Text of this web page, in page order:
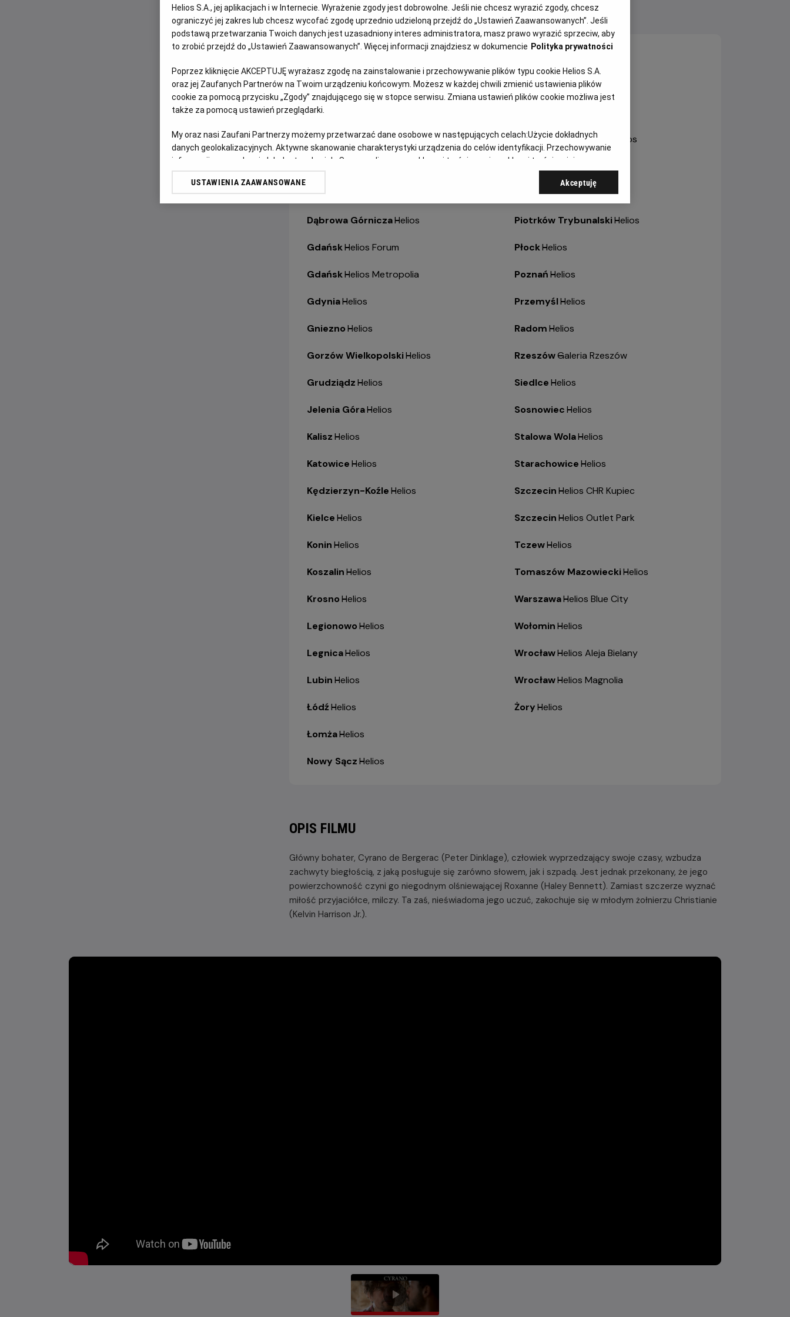
WYBIERZ SWOJE KINO ABY ZOBACZYĆ GODZINY SEANSÓW
Białystok-
Helios Alfa
Białystok
Białystok-
Helios Jurowiecka
Bydgoszcz
Dąbrowa Górnicza-
Helios
Gdańsk-
Helios Forum
Gdańsk-
Helios Metropolia
Gdynia-
Helios
Gniezno-
Helios
Gorzów Wielkopolski-
Helios
Grudziądz-
Helios
Jelenia Góra-
Helios
Kalisz-
Helios
Katowice-
Helios
Kędzierzyn-Koźle-
Helios
Kielce-
Helios
Konin-
Helios
Koszalin-
Helios
Krosno-
Helios
Legionowo-
Helios
Legnica-
Helios
Lubin-
Helios
Łódź-
Helios
Łomża-
Helios
Nowy Sącz-
Helios
Opole-Helios Karolinka
Ostrów Wielkopolski Helios
Helios
Piotrków Trybunalski-
Helios
Płock-
Helios
Poznań-
Helios
Przemyśl-
Helios
Radom-
Helios
Rzeszów-
Galeria Rzeszów
Siedlce-
Helios
Sosnowiec-
Helios
Stalowa Wola-
Helios
Starachowice-
Helios
Szczecin-
Helios CHR Kupiec
Szczecin-
Helios Outlet Park
Tczew-
Helios
Tomaszów Mazowiecki-
Helios
Warszawa-
Helios Blue City
Wołomin-
Helios
Wrocław-
Helios Aleja Bielany
Wrocław-
Helios Magnolia
Żory-
Helios
OPIS FILMU
Główny bohater, Cyrano de Bergerac (Peter Dinklage), człowiek wyprzedzający swoje czasy, wzbudza
zachwyty biegłością, z jaką posługuje się zarówno słowem, jak i szpadą. Jest jednak przekonany, że jego
powierzchowność czyni go niegodnym olśniewającej Roxanne (Haley Bennett). Zamiast szczerze wyznać
miłość przyjaciółce, milczy. Ta zaś, nieświadoma jego uczuć, zakochuje się w młodym żołnierzu Christianie
(Kelvin Harrison Jr.).
Helios S.A., jej aplikacjach i w Internecie. Wyrażenie zgody jest dobrowolne. Jeśli nie chcesz wyrazić zgody, chcesz
ograniczyć jej zakres lub chcesz wycofać zgodę uprzednio udzieloną przejdź do „Ustawień Zaawansowanych”. Jeśli
podstawą przetwarzania Twoich danych jest uzasadniony interes administratora, masz prawo wyrazić sprzeciw, aby
to zrobić przejdź do „Ustawień Zaawansowanych”. Więcej informacji znajdziesz w dokumencie Polityka prywatności
Poprzez kliknięcie AKCEPTUJĘ wyrażasz zgodę na zainstalowanie i przechowywanie plików typu cookie Helios S.A.
oraz jej Zaufanych Partnerów na Twoim urządzeniu końcowym. Możesz w każdej chwili zmienić ustawienia plików
cookie za pomocą przycisku „Zgody” znajdującego się w stopce serwisu. Zmiana ustawień plików cookie możliwa jest
także za pomocą ustawień przeglądarki.
My oraz nasi Zaufani Partnerzy możemy przetwarzać dane osobowe w następujących celach:Użycie dokładnych
danych geolokalizacyjnych. Aktywne skanowanie charakterystyki urządzenia do celów identyfikacji. Przechowywanie
informacji na urządzeniu lub dostęp do nich. Spersonalizowane reklamy i treści, pomiar reklam i treści, opinie
odbiorców i ulepszanie usług.
USTAWIENIA ZAAWANSOWANE Akceptuję